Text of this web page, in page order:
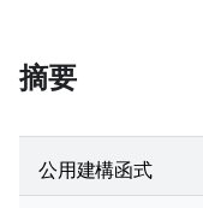
摘要
公用建構函式